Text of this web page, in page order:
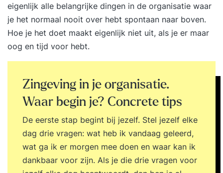
eigenlijk alle belangrijke dingen in de organisatie waar
je het normaal nooit over hebt spontaan naar boven.
Hoe je het doet maakt eigenlijk niet uit, als je er maar
oog en tijd voor hebt.
Zingeving in je organisatie.
Waar begin je? Concrete tips
De eerste stap begint bij jezelf. Stel jezelf elke
dag drie vragen: wat heb ik vandaag geleerd,
wat ga ik er morgen mee doen en waar kan ik
dankbaar voor zijn. Als je die drie vragen voor